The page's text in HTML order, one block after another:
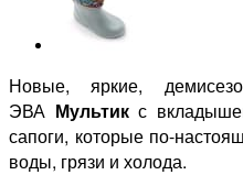
Новые, яркие,
ЭВА Мультикс
сапоги, которые по-
воды, грязи и холода.